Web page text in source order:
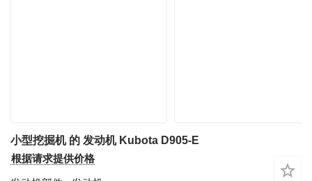
小型挖掘机 的 发动机 Kubota D905-E
根据请求提供价格